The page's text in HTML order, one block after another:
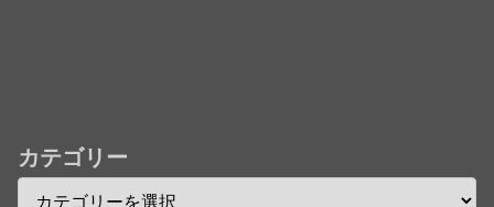
カテゴリー